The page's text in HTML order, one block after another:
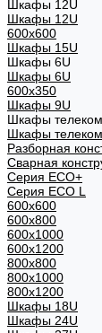
Шкафы 12U
Шкафы 12U
600x600
Шкафы 15U
Шкафы 6U
Шкафы 6U
600x350
Шкафы 9U
Шкафы
Шкафы
Разборная
Сварная
Серия ECO+
Серия ECO L
600x600
600x800
600х1000
600х1200
800x800
800х1000
800х1200
Шкафы 18U
Шкафы 24U